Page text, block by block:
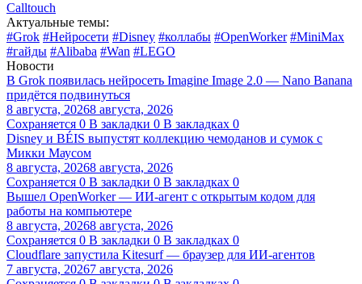
Calltouch
Актуальные темы:
#Grok #Нейросети #Disney #коллабы #OpenWorker #MiniMax
#гайды #Alibaba #Wan #LEGO
Новости
В Grok появилась нейросеть Imagine Image 2.0 — Nano Banana
придётся подвинуться
8 августа, 20268 августа, 2026
Сохраняется 0 В закладки 0 В закладках 0
Disney и BÉIS выпустят коллекцию чемоданов и сумок с
Микки Маусом
8 августа, 20268 августа, 2026
Сохраняется 0 В закладки 0 В закладках 0
Вышел OpenWorker — ИИ-агент с открытым кодом для
работы на компьютере
8 августа, 20268 августа, 2026
Сохраняется 0 В закладки 0 В закладках 0
Cloudflare запустила Kitesurf — браузер для ИИ-агентов
7 августа, 20267 августа, 2026